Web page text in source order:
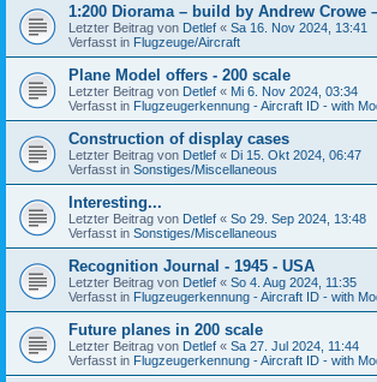
1:200 Diorama – build by Andrew Crowe
Letzter Beitrag von Detlef « Sa 16. Nov 2024, 13:41
Verfasst in Flugzeuge/Aircraft
Plane Model offers - 200 scale
Letzter Beitrag von Detlef « Mi 6. Nov 2024, 03:34
Verfasst in Flugzeugerkennung - Aircraft ID - with
Construction of display cases
Letzter Beitrag von Detlef « Di 15. Okt 2024, 06:47
Verfasst in Sonstiges/Miscellaneous
Interesting...
Letzter Beitrag von Detlef « So 29. Sep 2024, 13:48
Verfasst in Sonstiges/Miscellaneous
Recognition Journal - 1945 - USA
Letzter Beitrag von Detlef « So 4. Aug 2024, 11:35
Verfasst in Flugzeugerkennung - Aircraft ID - with
Future planes in 200 scale
Letzter Beitrag von Detlef « Sa 27. Jul 2024, 11:44
Verfasst in Flugzeugerkennung - Aircraft ID - with